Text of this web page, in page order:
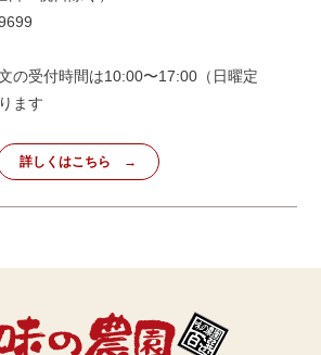
の受付時間は10:00〜17:00（日曜定
ます
詳しくはこちら